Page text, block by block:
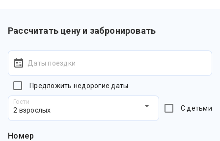
Рассчитать цену и забронировать
Даты поездки
Предложить недорогие даты
Гости
2 взрослых С детьми
Номер